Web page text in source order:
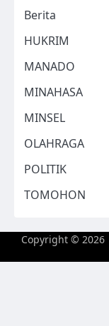
Berita
HUKRIM
MANADO
MINAHASA
MINSEL
OLAHRAGA
POLITIK
TOMOHON
Copyright © 2026